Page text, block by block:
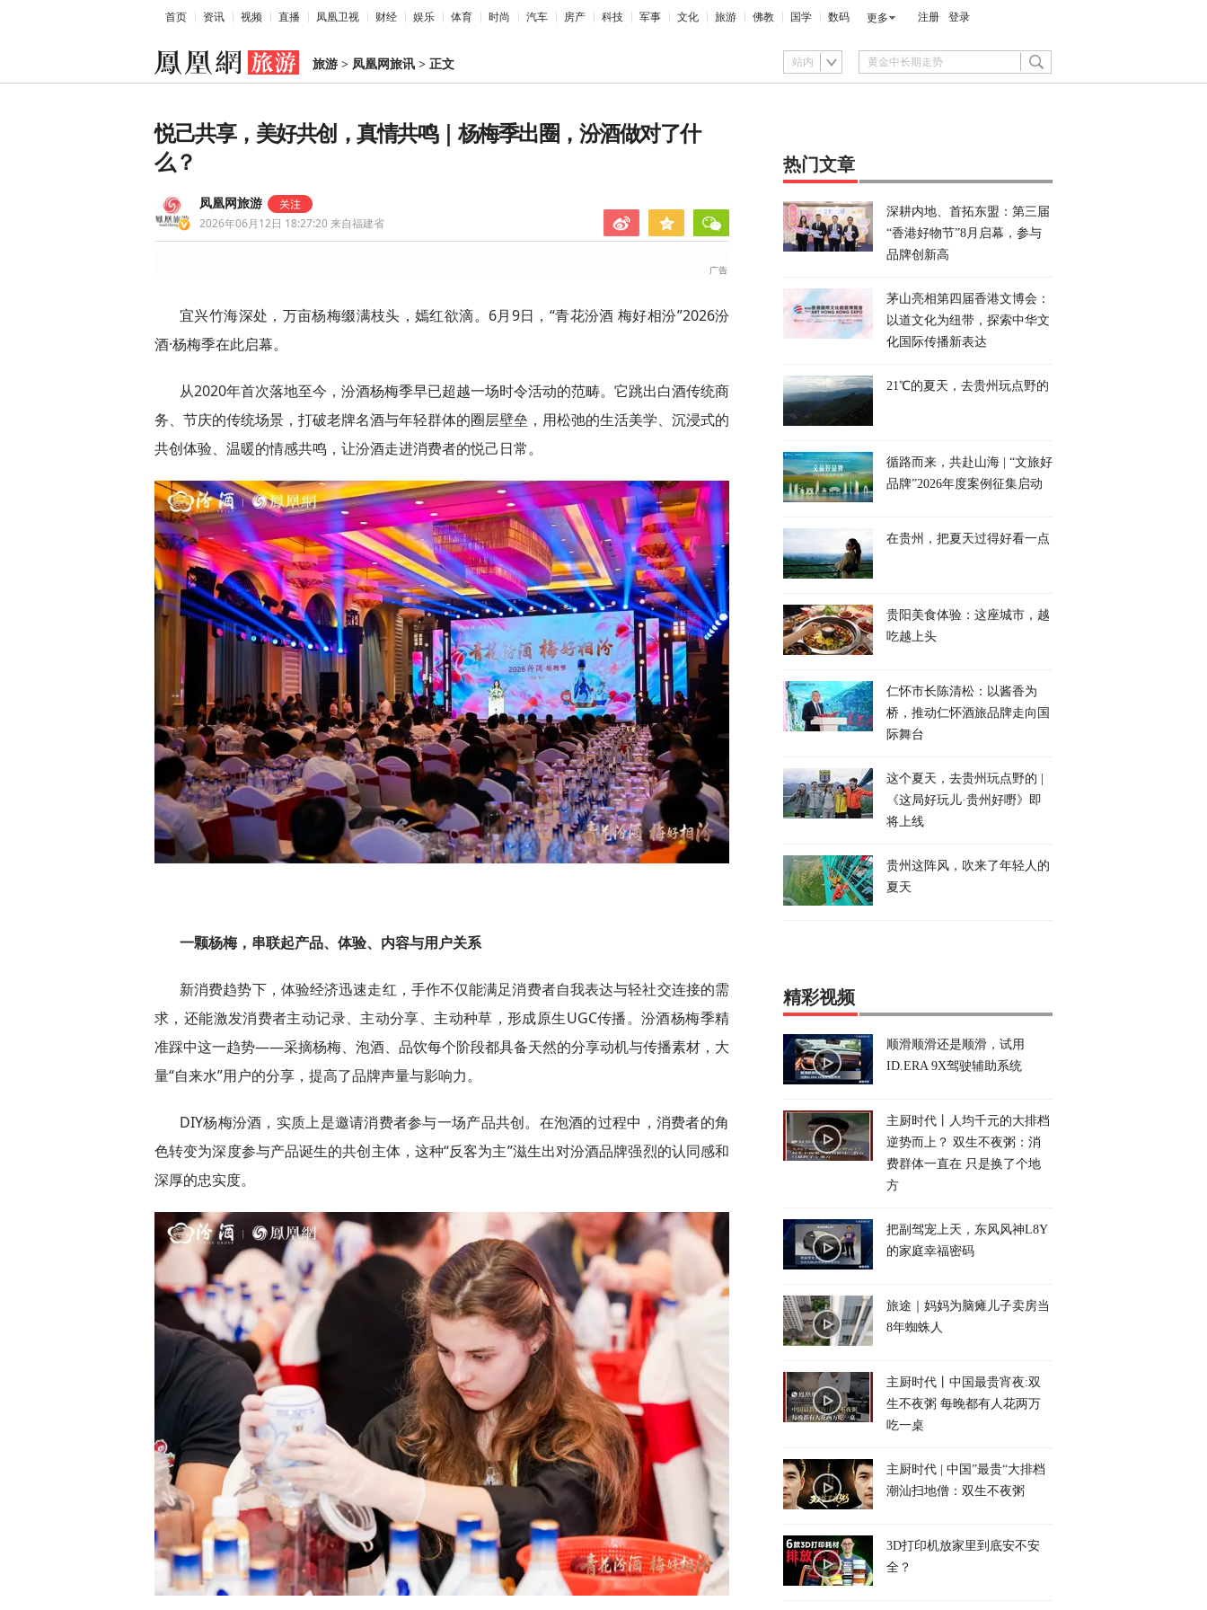
首页 资讯 视频 直播 凤凰卫视 财经 娱乐 体育 时尚 汽车 房产 科技 军事 文化 旅游 佛教 国学 数码 更多 注册 登录
旅游 > 凤凰网旅讯 > 正文 站内
悦己共享，美好共创，真情共鸣｜杨梅季出圈，汾酒做对了什
么？
凤凰网旅游
2026年06月12日 18:27:20来自福建省
宜兴竹海深处，万亩杨梅缀满枝头，嫣红欲滴。6月9日，“青花汾酒 梅好相汾”2026汾
酒·杨梅季在此启幕。
从2020年首次落地至今，汾酒杨梅季早已超越一场时令活动的范畴。它跳出白酒传统商
务、节庆的传统场景，打破老牌名酒与年轻群体的圈层壁垒，用松弛的生活美学、沉浸式的
共创体验、温暖的情感共鸣，让汾酒走进消费者的悦己日常。
一颗杨梅，串联起产品、体验、内容与用户关系
新消费趋势下，体验经济迅速走红，手作不仅能满足消费者自我表达与轻社交连接的需
求，还能激发消费者主动记录、主动分享、主动种草，形成原生UGC传播。汾酒杨梅季精
准踩中这一趋势——采摘杨梅、泡酒、品饮每个阶段都具备天然的分享动机与传播素材，大
量“自来水”用户的分享，提高了品牌声量与影响力。
DIY杨梅汾酒，实质上是邀请消费者参与一场产品共创。在泡酒的过程中，消费者的角
色转变为深度参与产品诞生的共创主体，这种“反客为主”滋生出对汾酒品牌强烈的认同感和
深厚的忠实度。
热门文章
深耕内地、首拓东盟：第三届
“香港好物节”8月启幕，参与
品牌创新高
茅山亮相第四届香港文博会：
以道文化为纽带，探索中华文
化国际传播新表达
21℃的夏天，去贵州玩点野的
循路而来，共赴山海 | “文旅好
品牌”2026年度案例征集启动
在贵州，把夏天过得好看一点
贵阳美食体验：这座城市，越
吃越上头
仁怀市长陈清松：以酱香为
桥，推动仁怀酒旅品牌走向国
际舞台
这个夏天，去贵州玩点野的 |
《这局好玩儿·贵州好嘢》即
将上线
贵州这阵风，吹来了年轻人的
夏天
精彩视频
顺滑顺滑还是顺滑，试用
ID.ERA 9X驾驶辅助系统
主厨时代丨人均千元的大排档
逆势而上？ 双生不夜粥：消
费群体一直在 只是换了个地
方
把副驾宠上天，东风风神L8Y
的家庭幸福密码
旅途｜妈妈为脑瘫儿子卖房当
8年蜘蛛人
主厨时代丨中国最贵宵夜:双
生不夜粥 每晚都有人花两万
吃一桌
主厨时代 | 中国”最贵“大排档
潮汕扫地僧：双生不夜粥
3D打印机放家里到底安不安
全？